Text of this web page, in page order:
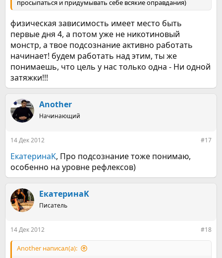
просыпаться и придумывать себе всякие оправдания)
физическая зависимость имеет место быть
первые дня 4, а потом уже не никотиновый
монстр, а твое подсознание активно работать
начинает! будем работать над этим, ты же
понимаешь, что цель у нас только одна - Ни одной
затяжки!!!
Another
Начинающий
14 Дек 2012 #17
ЕкатеринаK, Про подсознание тоже понимаю,
особенно на уровне рефлексов)
ЕкатеринаK
Писатель
14 Дек 2012 #18
Another написал(а):